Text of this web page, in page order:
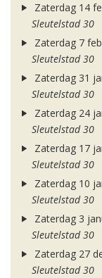
Zaterdag 14
Sleutelstad 30
Zaterdag 7
Sleutelstad 30
Zaterdag 31
Sleutelstad 30
Zaterdag 24
Sleutelstad 30
Zaterdag 17
Sleutelstad 30
Zaterdag 10
Sleutelstad 30
Zaterdag 3
Sleutelstad 30
Zaterdag 27
Sleutelstad 30